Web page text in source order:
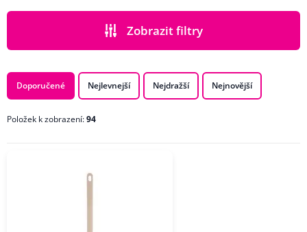
Zobrazit filtry
CENA
ZNAČKA
Doporučené Nejlevnejší Nejdražší Nejnovější
Položek k zobrazení:94